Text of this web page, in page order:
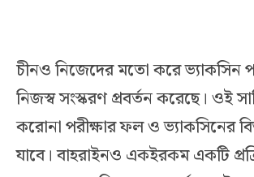
চীনও নিজেদের মতো করে ভ্যাকসিন
নিজস্ব সংস্করণ প্রবর্তন করেছে। ওই
করোনা পরীক্ষার ফল ও ভ্যাকসিনের
যাবে। বাহরাইনও একইরকম একটি